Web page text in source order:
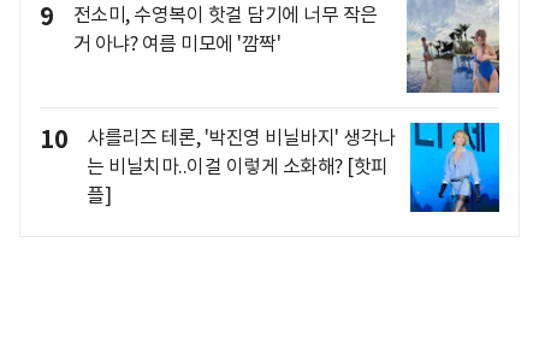
9
전소미, 수영복이 핫걸 담기에 너무 작은
거 아냐? 여름 미모에 '깜짝'
10
샤를리즈 테론, '박진영 비닐바지' 생각나
는 비닐치마..이걸 이렇게 소화해? [핫피
플]